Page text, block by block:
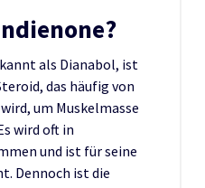
als Dianabol, ist
das häufig von
um Muskelmasse
wird oft in
und ist für seine
Dennoch ist die